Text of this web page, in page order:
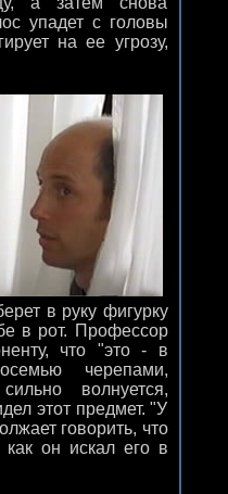
упадет с головы
на ее угрозу,
в руку фигурку
в рот. Профессор
что "это - в
черепами,
волнуется,
этот предмет. "У
говорить, что
как он искал его в